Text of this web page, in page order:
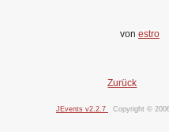
von estro
Zurück
JEvents v2.2.7 Copyright ©